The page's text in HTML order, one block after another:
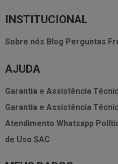
INSTITUCIONAL
Sobre nós Blog Perguntas
AJUDA
Garantia e Assistência
Garantia e Assistência
Atendimento Whatsapp
de Uso SAC